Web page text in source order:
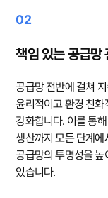
02
책임 있는 공급망
공급망 전반에 걸쳐
윤리적이고 환경 친
강화합니다. 이를 통
생산까지 모든 단계에
공급망의 투명성을
있습니다.